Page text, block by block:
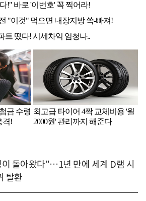
돌아왔다"…1년 만에 세계 D램 시
탈환